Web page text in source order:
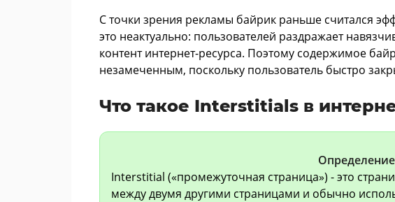
С точки зрения рекламы байрик раньше считался
это неактуально: пользователей раздражает
контент интернет-ресурса. Поэтому содержимое
незамеченным, поскольку пользователь быстро
Что такое Interstitials в
Interstitial («промежуточная страница») - это
между двумя другими страницами и обычно